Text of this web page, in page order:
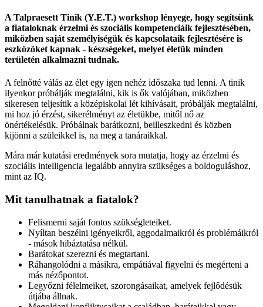
A Talpraesett Tinik (Y.E.T.) workshop lényege, hogy segítsünk
a fiataloknak érzelmi és szociális kompetenciáik fejlesztésében,
miközben saját személyiségük és kapcsolataik fejlesztésére is
eszközöket kapnak - készségeket, melyet életük minden
területén alkalmazni tudnak.
A felnőtté válás az élet egy igen nehéz időszaka tud lenni. A tinik
ilyenkor próbálják megtalálni, kik is ők valójában, miközben
sikeresen teljesítik a középiskolai lét kihívásait, próbálják megtalálni,
mi hoz jó érzést, sikerélményt az életükbe, mitől nő az
önértékelésük. Próbálnak barátkozni, beilleszkedni és közben
kijönni a szüleikkel is, na meg a tanáraikkal.
Mára már kutatási eredmények sora mutatja, hogy az érzelmi és
szociális intelligencia legalább annyira szükséges a boldoguláshoz,
mint az IQ.
Mit tanulhatnak a fiatalok?
Felismerni saját fontos szükségleteiket.
Nyíltan beszélni igényeikről, aggodalmaikról és problémáikról
- mások hibáztatása nélkül.
Barátokat szerezni és megtartani.
Ráhangolódni a másikra, empátiával figyelni és megérteni a
más nézőpontot.
Legyőzni félelmeiket, szorongásaikat, amelyek fejlődésük
útjába állnak.